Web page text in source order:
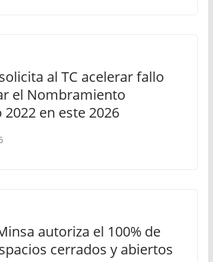
al TC acelerar fallo
el Nombramiento
2022 en este 2026
autoriza el 100% de
cerrados y abiertos